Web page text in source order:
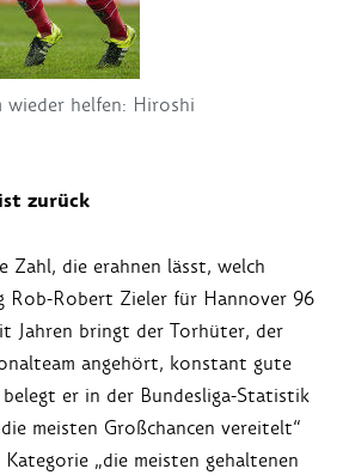
wieder helfen: Hiroshi
zurück
Zahl, die erahnen lässt, welch
Rob-Robert Zieler für Hannover 96
Jahren bringt der Torhüter, der
angehört, konstant gute
er in der Bundesliga-Statistik
meisten Großchancen vereitelt“
„die meisten gehaltenen